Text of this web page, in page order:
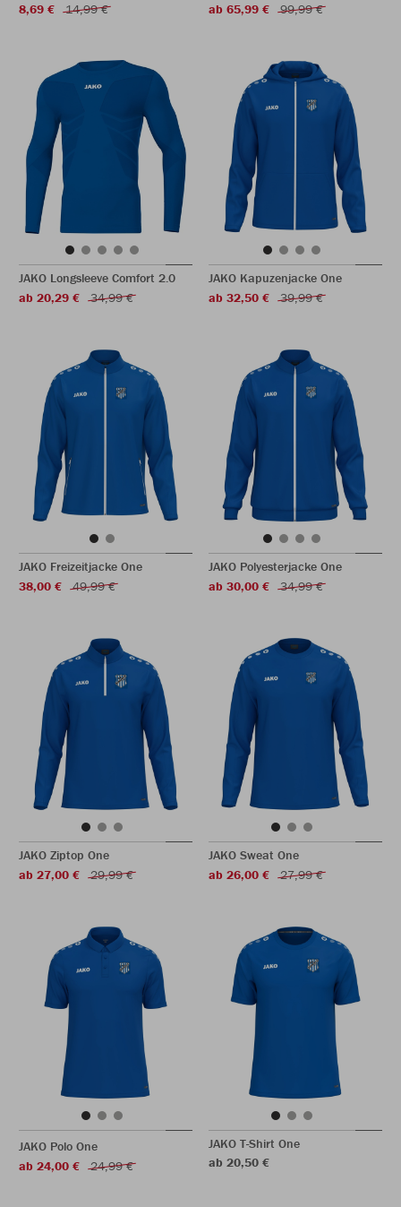
8,69 €
14,99 €
ab 65,99 €
99,99 €
JAKO Longsleeve Comfort 2.0
ab 20,29 €
34,99 €
JAKO Kapuzenjacke One
ab 32,50 €
39,99 €
JAKO Freizeitjacke One
38,00 €
49,99 €
JAKO Polyesterjacke One
ab 30,00 €
34,99 €
JAKO Ziptop One
ab 27,00 €
29,99 €
JAKO Sweat One
ab 26,00 €
27,99 €
JAKO Polo One
ab 24,00 €
24,99 €
JAKO T-Shirt One
ab 20,50 €